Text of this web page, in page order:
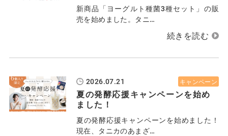
新商品「ヨーグルト種菌3種セット」の販
売を始めました。タニ…
2026.07.21 キャンペーン
夏の発酵応援キャンペーンを始め
ました！
夏の発酵応援キャンペーンを始めました！
現在、タニカのあまざ…